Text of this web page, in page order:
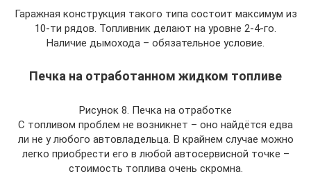
Гаражная конструкция такого типа состоит максимум из
10-ти рядов. Топливник делают на уровне 2-4-го.
Наличие дымохода – обязательное условие.
Печка на отработанном жидком топливе
Рисунок 8. Печка на отработке
С топливом проблем не возникнет – оно найдётся едва
ли не у любого автовладельца. В крайнем случае можно
легко приобрести его в любой автосервисной точке –
стоимость топлива очень скромна.